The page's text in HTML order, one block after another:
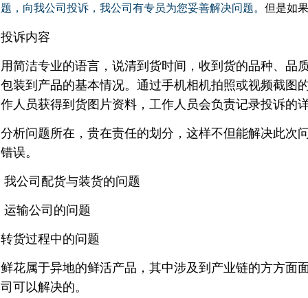
题，向我公司投诉，我公司有专员为您妥善解决问题。 但是如
投诉内容
用简洁专业的语言，说清到货时间，收到货的品种、品
包装到产品的基本情况。通过手机相机拍照或视频截图
作人员获得到货图片资料，工作人员会负责记录投诉的
分析问题所在，贵在责任的划分，这样不但能解决此次
错误。
我公司配货与装货的问题
运输公司的问题
转货过程中的问题
鲜花属于异地的鲜活产品，其中涉及到产业链的方方面
司可以解决的。